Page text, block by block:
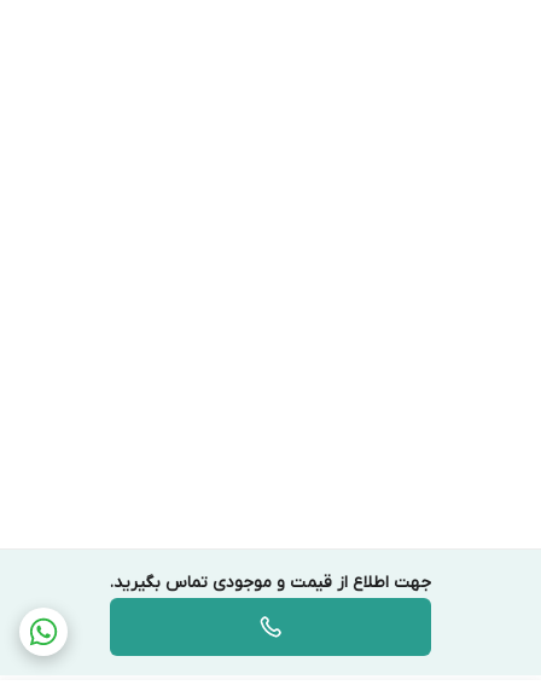
جهت اطلاع از قیمت و موجودی تماس بگیرید.